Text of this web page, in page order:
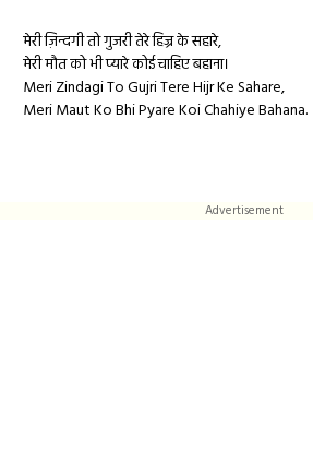
मेरी ज़िन्दगी तो गुजरी तेरे हिज्र के सहारे,
मेरी मौत को भी प्यारे कोई चाहिए बहाना।
Meri Zindagi To Gujri Tere Hijr Ke Sahare,
Meri Maut Ko Bhi Pyare Koi Chahiye Bahana.
Advertisement